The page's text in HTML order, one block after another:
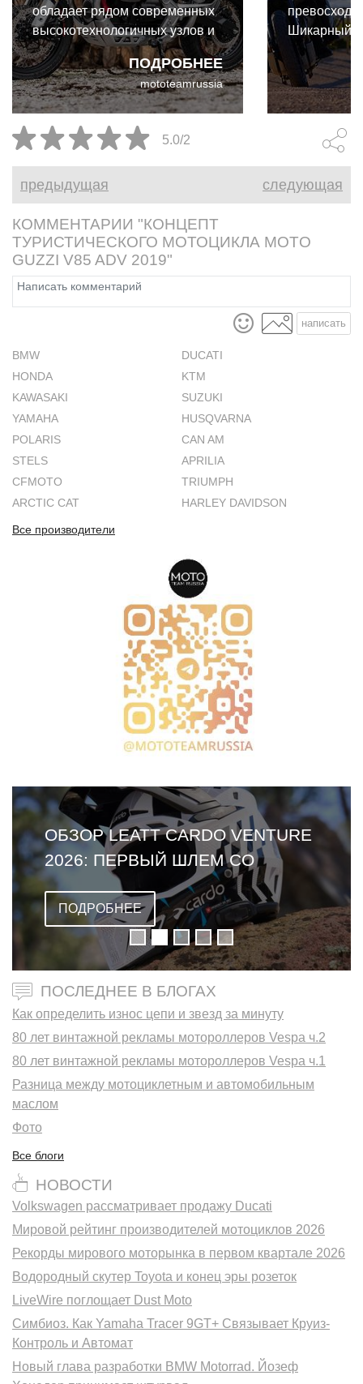
ПОДРОБНЕЕ
обладает рядом современных
высокотехнологичных узлов и
функций. Мотоцикл V85TT
обладает типичным для
турэндуро набором
характеристик и фишек
mototeamrussia
Шикарный
неплохая
в нём
А может
имеет
значение?
5.0/2
предыдущая следующая
КОММЕНТАРИИ "КОНЦЕПТ
ТУРИСТИЧЕСКОГО МОТОЦИКЛА MOTO
GUZZI V85 ADV 2019"
написать
BMW
DUCATI
HONDA
KTM
KAWASAKI
SUZUKI
YAMAHA
HUSQVARNA
POLARIS
CAN AM
STELS
APRILIA
CFMOTO
TRIUMPH
ARCTIC CAT
HARLEY DAVIDSON
Все производители
ОБЗОР LEATT CARDO VENTURE
2026: ПЕРВЫЙ ШЛЕМ СО
ВСТРОЕННОЙ ГАРНИТУРОЙ
ПОДРОБНЕЕ
ПОСЛЕДНЕЕ В БЛОГАХ
Как определить износ цепи и звезд за минуту
80 лет винтажной рекламы мотороллеров Vespa ч.2
80 лет винтажной рекламы мотороллеров Vespa ч.1
Разница между мотоциклетным и автомобильным
маслом
Фото
Все блоги
НОВОСТИ
Volkswagen рассматривает продажу Ducati
Мировой рейтинг производителей мотоциклов 2026
Рекорды мирового моторынка в первом квартале 2026
Водородный скутер Toyota и конец эры розеток
LiveWire поглощает Dust Moto
Симбиоз. Как Yamaha Tracer 9GT+ Связывает Круиз-
Контроль и Автомат
Новый глава разработки BMW Motorrad. Йозеф